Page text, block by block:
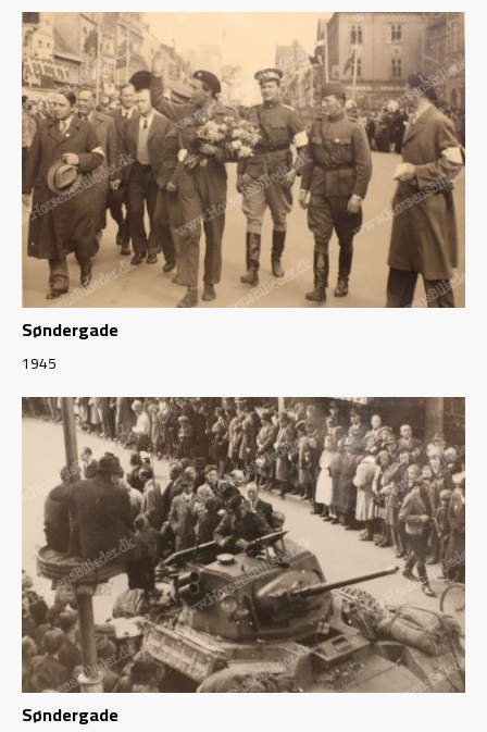
Søndergade
1945
Søndergade